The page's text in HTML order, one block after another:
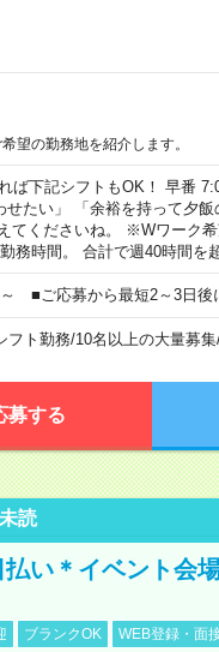
の勤務地を紹介します。
ば下記シフトもOK！ 早番
たい」 「余裕を持って夕
てくださいね。 ※Wワーク
務時間。 合計で週40時間を
■ご応募から最短2～3日後
フト勤務/10名以上の大量募集
募する
未読
い＊イベント会
ブランクOK WEB登録・面